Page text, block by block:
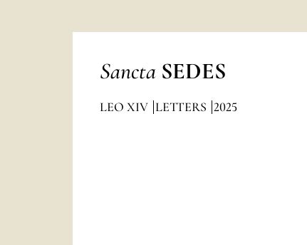
Sancta SEDES
LEO XIV LETTERS 2025